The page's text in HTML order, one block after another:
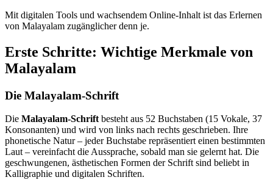
Mit digitalen Tools und wachsendem Online-Inhalt ist das Erlernen
von Malayalam zugänglicher denn je.
Erste Schritte: Wichtige Merkmale von
Malayalam
Die Malayalam-Schrift
Die Malayalam-Schrift besteht aus 52 Buchstaben (15 Vokale, 37
Konsonanten) und wird von links nach rechts geschrieben. Ihre
phonetische Natur – jeder Buchstabe repräsentiert einen bestimmten
Laut – vereinfacht die Aussprache, sobald man sie gelernt hat. Die
geschwungenen, ästhetischen Formen der Schrift sind beliebt in
Kalligraphie und digitalen Schriften.